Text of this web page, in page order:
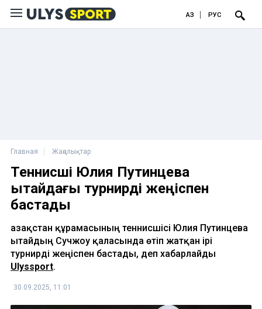
ҚАЗ РУС
Главная Жаңалықтар
Теннисші Юлия Путинцева
Қытайдағы турнирді жеңіспен
бастады
Қазақстан құрамасының теннисшісі Юлия Путинцева
Қытайдың Сучжоу қаласында өтіп жатқан ірі
турнирді жеңіспен бастады, деп хабарлайды
Ulyssport.
30.09.2025, 11:01